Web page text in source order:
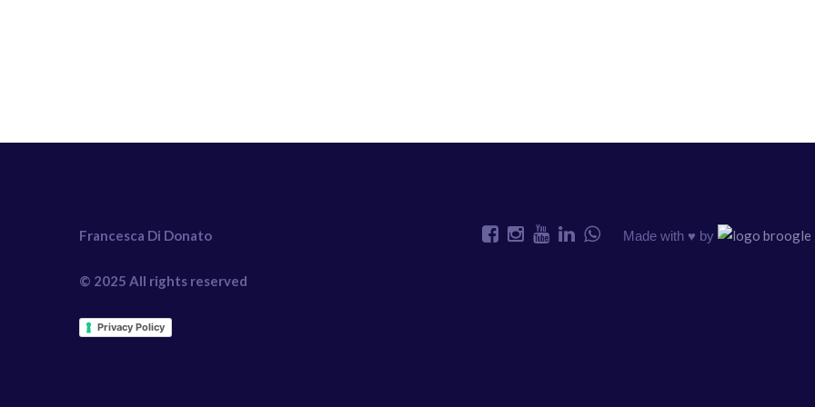
Francesca Di Donato
© 2025 All rights reserved
Privacy Policy
Made with ♥️ by